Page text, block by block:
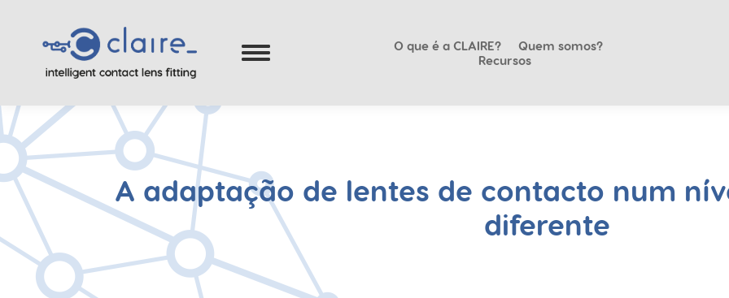
O que é a CLAIRE?
Quem somos?
Recursos
A adaptação de lentes de contacto num
diferente